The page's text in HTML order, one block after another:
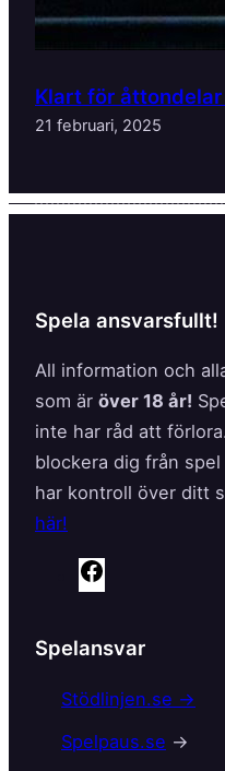
Klart för åttondelar
21 februari, 2025
Spela ansvarsfullt!
All information och
som är över 18 år!
inte har råd att
blockera dig från
har kontroll över ditt
här!
e
b
o
Spelansvar
Stödlinjen.se →
Spelpaus.se →